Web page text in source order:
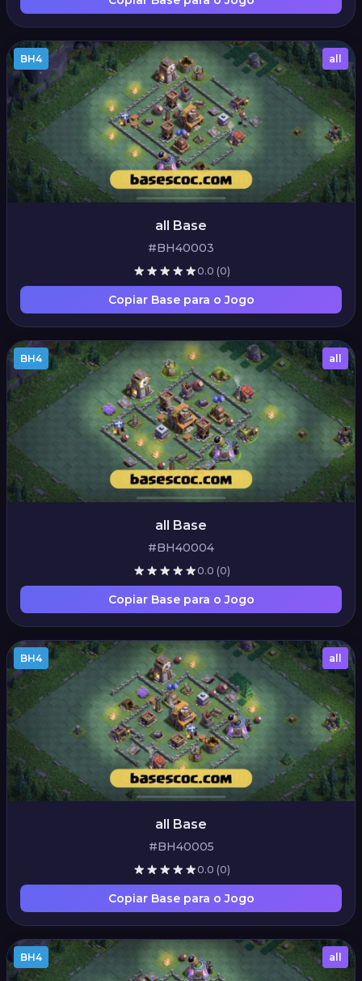
BH4 all
all Base
#BH40003
0.0 (0)
Copiar Base para o Jogo
BH4 all
all Base
#BH40004
0.0 (0)
Copiar Base para o Jogo
BH4 all
all Base
#BH40005
0.0 (0)
Copiar Base para o Jogo
BH4 all